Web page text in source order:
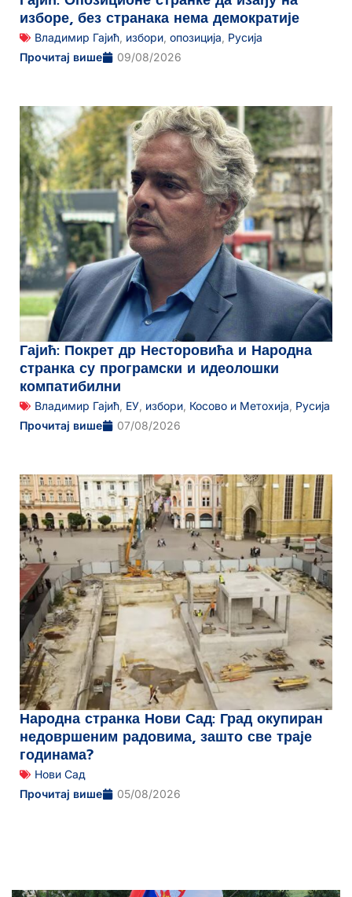
изборе, без странака нема демократије
Владимир Гајић, избори, опозиција, Русија
Прочитај више
09/08/2026
Гајић: Покрет др Несторовића и Народна
странка су програмски и идеолошки
компатибилни
Владимир Гајић, ЕУ, избори, Косово и Метохија, Русија
Прочитај више
07/08/2026
Народна странка Нови Сад: Град окупиран
недовршеним радовима, зашто све траје
годинама?
Нови Сад
Прочитај више
05/08/2026